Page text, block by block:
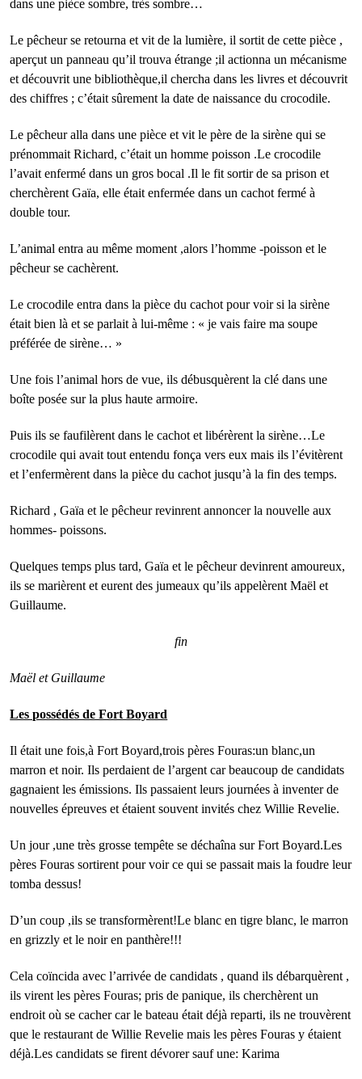
dans une pièce sombre, très sombre…
Le pêcheur se retourna et vit de la lumière, il sortit de cette pièce ,
aperçut un panneau qu’il trouva étrange ;il actionna un mécanisme
et découvrit une bibliothèque,il chercha dans les livres et découvrit
des chiffres ; c’était sûrement la date de naissance du crocodile.
Le pêcheur alla dans une pièce et vit le père de la sirène qui se
prénommait Richard, c’était un homme poisson .Le crocodile
l’avait enfermé dans un gros bocal .Il le fit sortir de sa prison et
cherchèrent Gaïa, elle était enfermée dans un cachot fermé à
double tour.
L’animal entra au même moment ,alors l’homme -poisson et le
pêcheur se cachèrent.
Le crocodile entra dans la pièce du cachot pour voir si la sirène
était bien là et se parlait à lui-même : « je vais faire ma soupe
préférée de sirène… »
Une fois l’animal hors de vue, ils débusquèrent la clé dans une
boîte posée sur la plus haute armoire.
Puis ils se faufilèrent dans le cachot et libérèrent la sirène…Le
crocodile qui avait tout entendu fonça vers eux mais ils l’évitèrent
et l’enfermèrent dans la pièce du cachot jusqu’à la fin des temps.
Richard , Gaïa et le pêcheur revinrent annoncer la nouvelle aux
hommes- poissons.
Quelques temps plus tard, Gaïa et le pêcheur devinrent amoureux,
ils se marièrent et eurent des jumeaux qu’ils appelèrent Maël et
Guillaume.
fin
Maël et Guillaume
Les possédés de Fort Boyard
Il était une fois,à Fort Boyard,trois pères Fouras:un blanc,un
marron et noir. Ils perdaient de l’argent car beaucoup de candidats
gagnaient les émissions. Ils passaient leurs journées à inventer de
nouvelles épreuves et étaient souvent invités chez Willie Revelie.
Un jour ,une très grosse tempête se déchaîna sur Fort Boyard.Les
pères Fouras sortirent pour voir ce qui se passait mais la foudre leur
tomba dessus!
D’un coup ,ils se transformèrent!Le blanc en tigre blanc, le marron
en grizzly et le noir en panthère!!!
Cela coïncida avec l’arrivée de candidats , quand ils débarquèrent ,
ils virent les pères Fouras; pris de panique, ils cherchèrent un
endroit où se cacher car le bateau était déjà reparti, ils ne trouvèrent
que le restaurant de Willie Revelie mais les pères Fouras y étaient
déjà.Les candidats se firent dévorer sauf une: Karima